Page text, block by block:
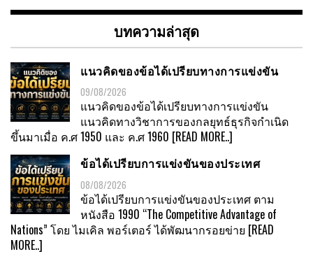
หมู่
บทความล่าสุด
แนวคิดของข้อได้เปรียบทางการแข่งขัน
09/08/2026
แนวคิดของข้อได้เปรียบทางการแข่งขัน
แนวคิดทางวิชาการของกลยุทธ์ธุรกิจกำเนิด
ขึ้นมาเมื่อ ค.ศ 1950 และ ค.ศ 1960 [READ MORE..]
ข้อได้เปรียบการแข่งขันของประเทศ
08/08/2026
ข้อได้เปรียบการแข่งขันของประเทศ ตาม
หนังสือ 1990 “The Competitive Advantage of
Nations” โดย ไมเคิล พอร์เตอร์ ได้พัฒนากรอยข่าย [READ
MORE..]